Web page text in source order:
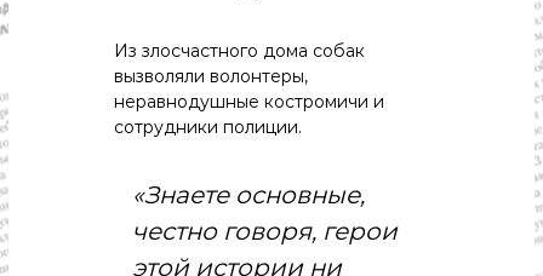
Из злосчастного дома собак
вызволяли волонтеры,
неравнодушные костромичи и
сотрудники полиции.
«Знаете основные,
честно говоря, герои
этой истории ни